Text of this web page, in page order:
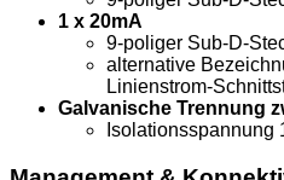
1 x 20mA
9-poliger Sub-D-
alternative
Linienstrom-
Galvanische Trennung
Isolationsspannung